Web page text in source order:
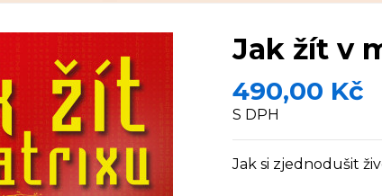
Jak žít v
490,00 Kč
S DPH
Jak si zjednodušit